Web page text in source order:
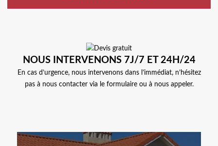
NOUS INTERVENONS 7J/7 ET 24H/24
En cas d’urgence, nous intervenons dans l’immédiat, n’hésitez
pas à nous contacter via le formulaire ou à nous appeler.